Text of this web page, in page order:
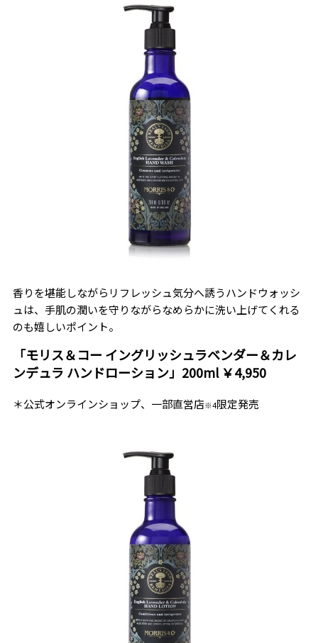
香りを堪能しながらリフレッシュ気分へ誘うハンドウォッシ
ュは、手肌の潤いを守りながらなめらかに洗い上げてくれる
のも嬉しいポイント。
「モリス＆コー イングリッシュラベンダー＆カレ
ンデュラ ハンドローション」200ml ￥4,950
＊公式オンラインショップ、一部直営店※4限定発売